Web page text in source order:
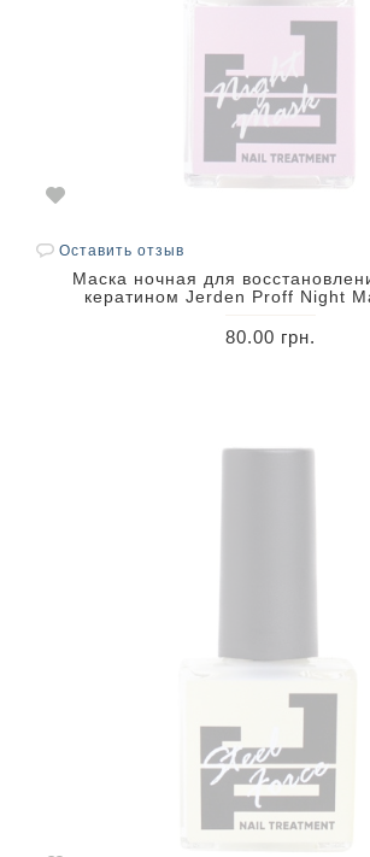
Оставить отзыв
Маска ночная для
кератином Jerden Proff Night
80.00 грн.